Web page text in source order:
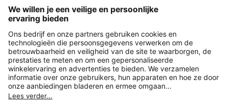
Nederland
Payment and Delivery
Versleuteling met